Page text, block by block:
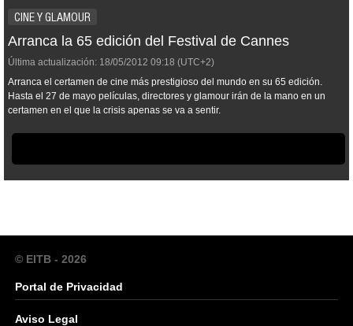
CINE Y GLAMOUR
Arranca la 65 edición del Festival de Cannes
Última actualización: 18/05/2012 09:18 (UTC+2)
Arranca el certamen de cine más prestigioso del mundo en su 65 edición.
Hasta el 27 de mayo películas, directores y glamour irán de la mano en un
certamen en el que la crisis apenas se va a sentir.
© EITB - 2026
Portal de Privacidad
Aviso Legal